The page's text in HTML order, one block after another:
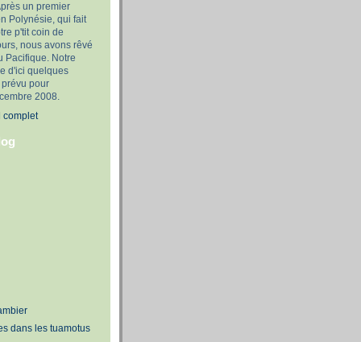
un premier
Polynésie, qui fait
p'tit coin de
nous avons rêvé
Pacifique. Notre
d'ici quelques
pour
2008.
complet
dans les tuamotus